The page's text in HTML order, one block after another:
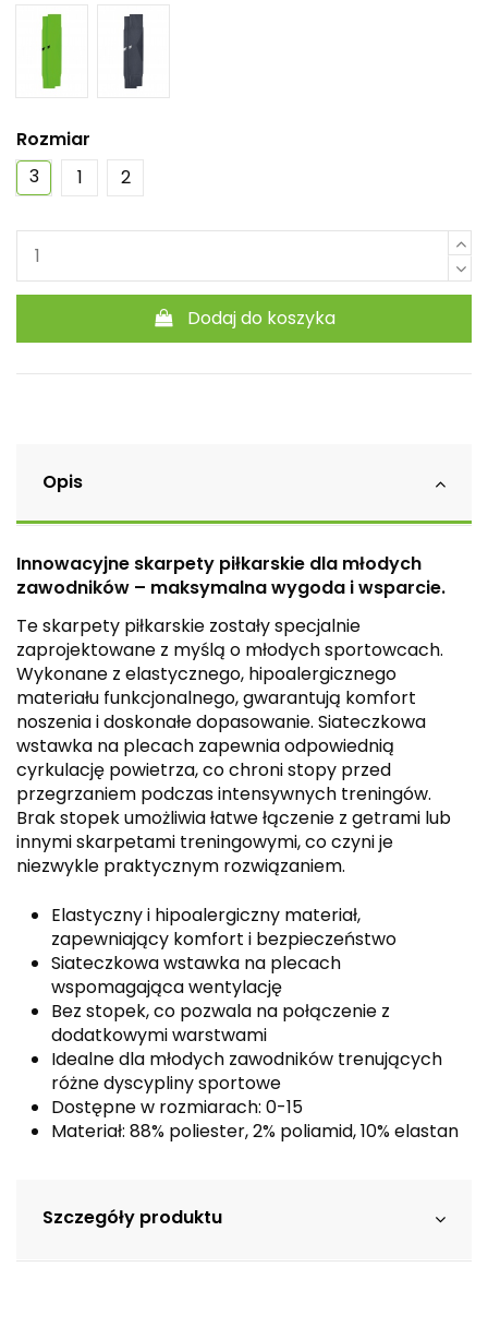
Rozmiar
3
1 2
Dodaj do koszyka
Opis
Innowacyjne skarpety piłkarskie dla młodych
zawodników – maksymalna wygoda i wsparcie.
Te skarpety piłkarskie zostały specjalnie
zaprojektowane z myślą o młodych sportowcach.
Wykonane z elastycznego, hipoalergicznego
materiału funkcjonalnego, gwarantują komfort
noszenia i doskonałe dopasowanie. Siateczkowa
wstawka na plecach zapewnia odpowiednią
cyrkulację powietrza, co chroni stopy przed
przegrzaniem podczas intensywnych treningów.
Brak stopek umożliwia łatwe łączenie z getrami lub
innymi skarpetami treningowymi, co czyni je
niezwykle praktycznym rozwiązaniem.
Elastyczny i hipoalergiczny materiał,
zapewniający komfort i bezpieczeństwo
Siateczkowa wstawka na plecach
wspomagająca wentylację
Bez stopek, co pozwala na połączenie z
dodatkowymi warstwami
Idealne dla młodych zawodników trenujących
różne dyscypliny sportowe
Dostępne w rozmiarach: 0-15
Materiał: 88% poliester, 2% poliamid, 10% elastan
Szczegóły produktu